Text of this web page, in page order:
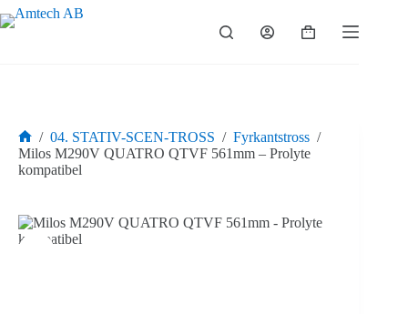
Hoppa
till
Varukorg
Hem
/ 04. STATIV-SCEN-TROSS / Fyrkantstross /
Milos M290V QUATRO QTVF 561mm – Prolyte
kompatibel